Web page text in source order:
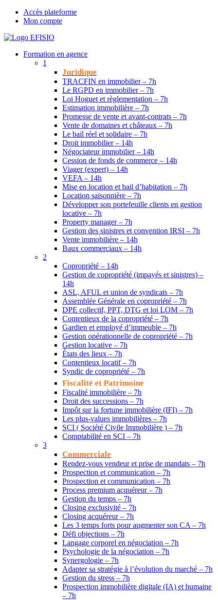
Accès plateforme
Mon compte
Formation en agence
1
Juridique
TRACFIN en immobilier – 7h
Le RGPD en immobilier – 7h
Loi Hoguet et règlementation – 7h
Estimation immobilière – 7h
Promesse de vente et avant-contrats – 7h
Vente de domaines et châteaux – 7h
Le bail réel et solidaire – 7h
Droit immobilier – 14h
Négociateur immobilier – 14h
Cession de fonds de commerce – 14h
Viager (expert) – 14h
VEFA – 14h
Mise en location et bail d’habitation – 7h
Location saisonnière – 7h
Développer son portefeuille clients en gestion
locative – 7h
Property manager – 7h
Gestion des sinistres et convention IRSI – 7h
Vente immobilière – 14h
Baux commerciaux – 14h
2
Copropriété – 14h
Gestion de copropriété (impayés et sinistres) –
14h
ASL, AFUL et union de syndicats – 7h
Assemblée Générale en copropriété – 7h
DPE collectif, PPT, DTG et loi LOM – 7h
Contentieux de la copropriété – 7h
Gardien et employé d’immeuble – 7h
Gestion opérationnelle de copropriété – 7h
Gestion locative – 7h
États des lieux – 7h
Contentieux locatif – 7h
Syndic de copropriété – 7h
Fiscalité et Patrimoine
Fiscalité immobilière – 7h
Droit des successions – 7h
Impôt sur la fortune immobilière (IFI) – 7h
Les plus-values immobilières – 7h
SCI ( Société Civile Immobilière ) – 7h
Comptabilité en SCI – 7h
3
Commerciale
Rendez-vous vendeur et prise de mandats – 7h
Prospection et communication – 7h
Prospection et communication – 7h
Process premium acquéreur – 7h
Gestion du temps – 7h
Closing exclusivité – 7h
Closing acquéreur – 7h
Les 3 temps forts pour augmenter son CA – 7h
Défi objections – 7h
Langage corporel en négociation – 7h
Psychologie de la négociation – 7h
Synergologie – 7h
Adapter sa stratégie à l’évolution du marché – 7h
Gestion du stress – 7h
Prospection immobilière digitale (IA) et humaine
– 7h